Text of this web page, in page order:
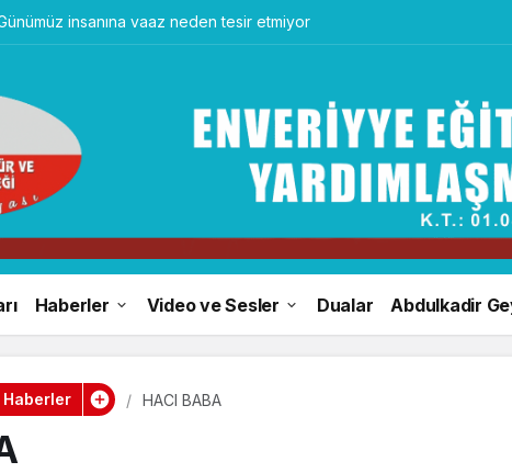
insanına vaaz neden tesir etmiyor
Haberler Video ve Sesler Dualar Abdulkadir
Haberler HACI BABA